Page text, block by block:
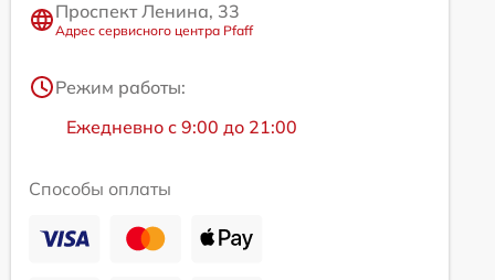
Проспект Ленина, 33
Адрес сервисного центра Pfaff
Режим работы:
Ежедневно с 9:00 до 21:00
Способы оплаты